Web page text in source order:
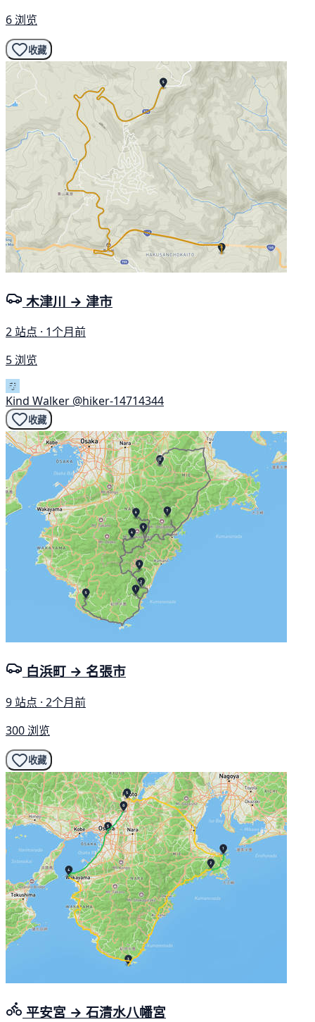
6 浏览
收藏
木津川 → 津市
2 站点 · 1个月前
5 浏览
Kind Walker @hiker-14714344
收藏
白浜町 → 名張市
9 站点 · 2个月前
300 浏览
收藏
平安宮 → 石清水八幡宮